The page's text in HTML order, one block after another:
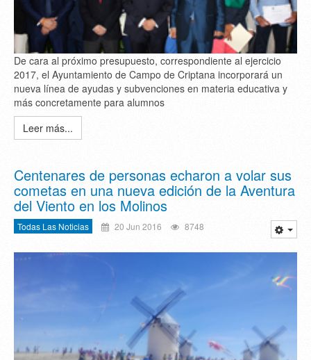
De cara al próximo presupuesto, correspondiente al ejercicio
2017, el Ayuntamiento de Campo de Criptana incorporará un
nueva línea de ayudas y subvenciones en materia educativa y
más concretamente para alumnos
Leer más...
Centenares de personas echaron a volar sus
cometas en una nueva edición de la Aventura
del Viento en los Molinos
Todas Las Noticias 20 Jun 2016 8748